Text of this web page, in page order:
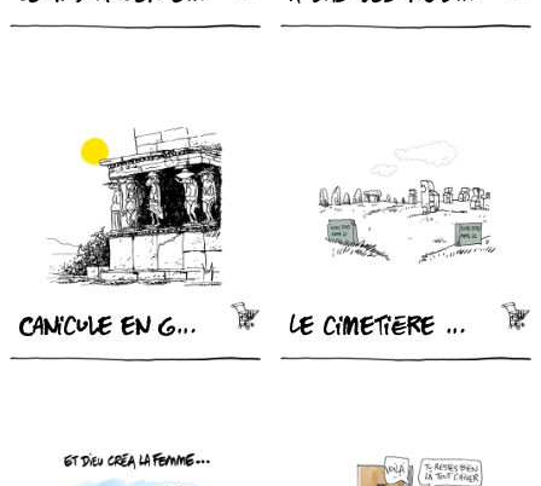
Canicule en Grèce Le cimetière de l’automobile